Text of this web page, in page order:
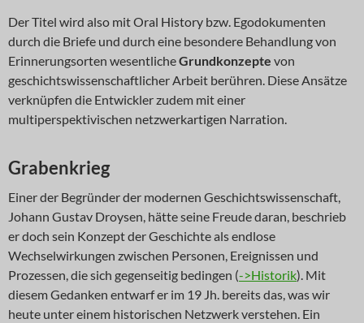
Der Titel wird also mit Oral History bzw. Egodokumenten
durch die Briefe und durch eine besondere Behandlung von
Erinnerungsorten wesentlicheGrundkonzepte von
geschichtswissenschaftlicher Arbeit berühren. Diese Ansätze
verknüpfen die Entwickler zudem mit einer
multiperspektivischen netzwerkartigen Narration.
Grabenkrieg
Einer der Begründer der modernen Geschichtswissenschaft,
Johann Gustav Droysen, hätte seine Freude daran, beschrieb
er doch sein Konzept der Geschichte als endlose
Wechselwirkungen zwischen Personen, Ereignissen und
Prozessen, die sich gegenseitig bedingen (->Historik). Mit
diesem Gedanken entwarf er im 19 Jh. bereits das, was wir
heute unter einem historischen Netzwerk verstehen. Ein